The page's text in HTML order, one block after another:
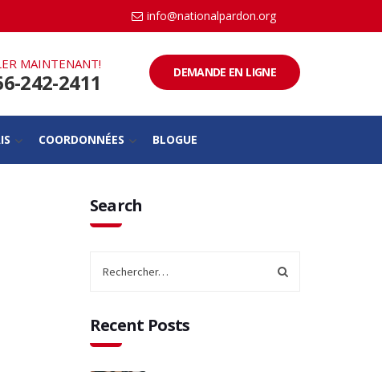
info@nationalpardon.org
MAINTENANT!
242-2411 DEMANDE EN LIGNE
COORDONNÉES BLOGUE
Search
Recent Posts